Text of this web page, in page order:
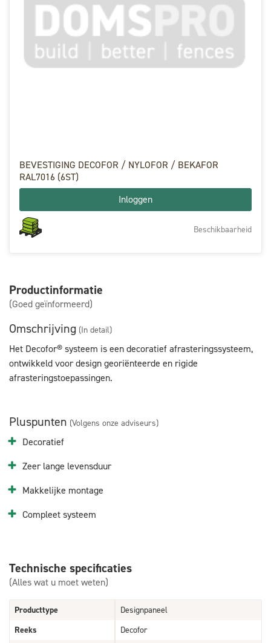
BEVESTIGING DECOFOR / NYLOFOR / BEKAFOR
RAL7016 (6ST)
Inloggen
Beschikbaarheid
Productinformatie
(Goed geïnformeerd)
Omschrijving (In detail)
Het Decofor® systeem is een decoratief afrasteringssysteem,
ontwikkeld voor design georiënteerde en rigide
afrasteringstoepassingen.
Pluspunten (Volgens onze adviseurs)
Decoratief
Zeer lange levensduur
Makkelijke montage
Compleet systeem
Technische specificaties
(Alles wat u moet weten)
Producttype
Designpaneel
Reeks
Decofor